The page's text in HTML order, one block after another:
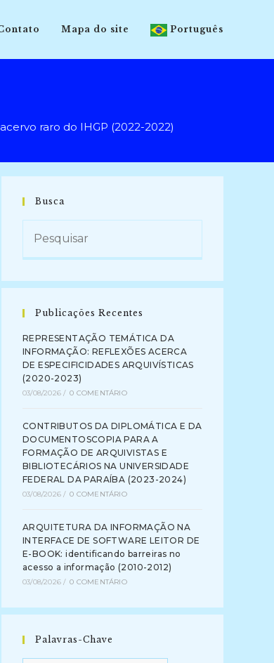
Mapa do site Português
raro do IHGP (2022-2022)
Busca
Publicações Recentes
REPRESENTAÇÃO TEMÁTICA DA
INFORMAÇÃO: REFLEXÕES ACERCA
DE ESPECIFICIDADES ARQUIVÍSTICAS
(2020-2023)
03/08/2026 / 0 COMENTÁRIO
CONTRIBUTOS DA DIPLOMÁTICA E DA
DOCUMENTOSCOPIA PARA A
FORMAÇÃO DE ARQUIVISTAS E
BIBLIOTECÁRIOS NA UNIVERSIDADE
FEDERAL DA PARAÍBA (2023-2024)
03/08/2026 / 0 COMENTÁRIO
ARQUITETURA DA INFORMAÇÃO NA
INTERFACE DE SOFTWARE LEITOR DE
E-BOOK: identificando barreiras no
acesso a informação (2010-2012)
03/08/2026 / 0 COMENTÁRIO
Palavras-Chave